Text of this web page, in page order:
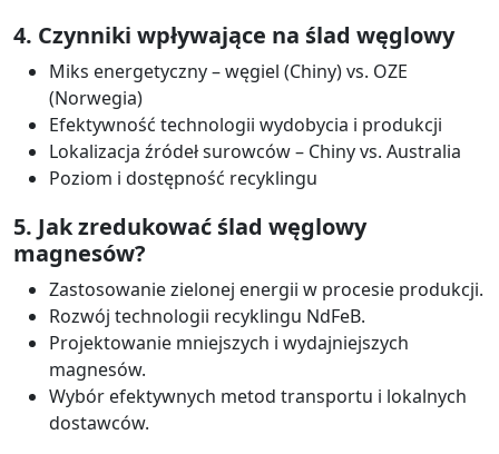
4. Czynniki wpływające na ślad węglowy
Miks energetyczny – węgiel (Chiny) vs. OZE
(Norwegia)
Efektywność technologii wydobycia i produkcji
Lokalizacja źródeł surowców – Chiny vs. Australia
Poziom i dostępność recyklingu
5. Jak zredukować ślad węglowy
magnesów?
Zastosowanie zielonej energii w procesie produkcji.
Rozwój technologii recyklingu NdFeB.
Projektowanie mniejszych i wydajniejszych
magnesów.
Wybór efektywnych metod transportu i lokalnych
dostawców.